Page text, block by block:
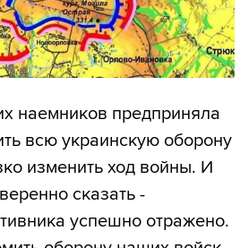
наемников предприняла
всю украинскую оборону
изменить ход войны. И
сказать -
успешно отражено.